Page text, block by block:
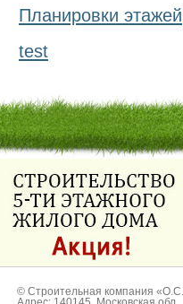
Планировки этажей
test
© Строительная компания